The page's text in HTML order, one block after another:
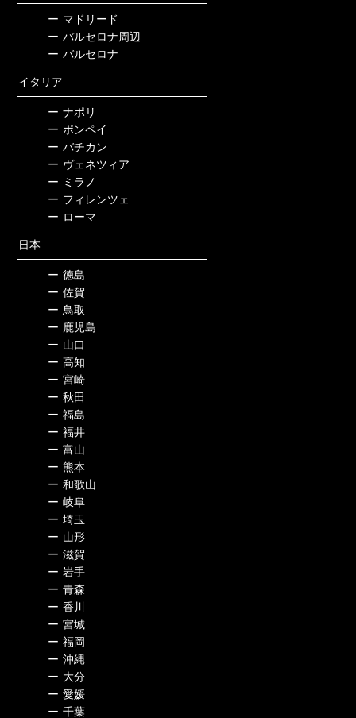
ー マドリード
ー バルセロナ周辺
ー バルセロナ
イタリア
ー ナポリ
ー ポンペイ
ー バチカン
ー ヴェネツィア
ー ミラノ
ー フィレンツェ
ー ローマ
日本
ー 徳島
ー 佐賀
ー 鳥取
ー 鹿児島
ー 山口
ー 高知
ー 宮崎
ー 秋田
ー 福島
ー 福井
ー 富山
ー 熊本
ー 和歌山
ー 岐阜
ー 埼玉
ー 山形
ー 滋賀
ー 岩手
ー 青森
ー 香川
ー 宮城
ー 福岡
ー 沖縄
ー 大分
ー 愛媛
ー 千葉